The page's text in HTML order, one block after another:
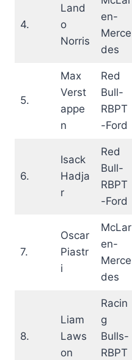
4.
Land
o
Norris
en-
Merce
des
5.
Max
Verst
appe
n
Red
Bull-
RBPT
-Ford
6.
Isack
Hadja
r
Red
Bull-
RBPT
-Ford
7.
Oscar
Piastr
i
McLar
en-
Merce
des
8.
Liam
Laws
on
Racin
g
Bulls-
RBPT